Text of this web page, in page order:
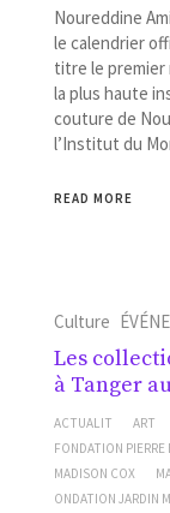
Noureddine
le calendrier
titre le premier
la plus haute
couture de
l’Institut du
READ MORE
Culture
Les
à Tanger
ACTUALIT ART
FONDATION PIERRE
MADISON COX
ONDATION JARDIN